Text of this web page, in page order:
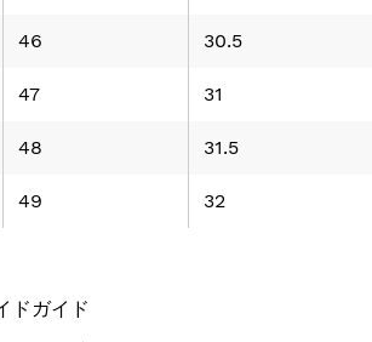
46 30.5
47 31
48 31.5
49 32
ドガイド